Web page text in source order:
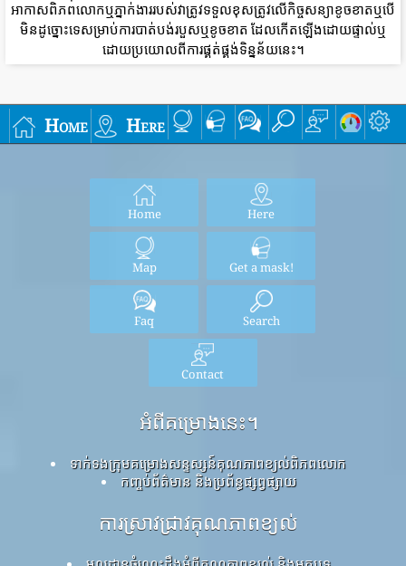
អាកាសពិភពលោកឬភ្នាក់ងាររបស់វាត្រូវទទួលខុសត្រូវលើកិច្ចសន្យាខូចខាតឬបើ
មិនដូច្នោះទេសម្រាប់ការបាត់បង់របួសឬខូចខាត ដែលកើតឡើងដោយផ្ទាល់ឬ
ដោយប្រយោលពីការផ្គត់ផ្គង់ទិន្នន័យនេះ។
Home Here
Home Here
Map Get a mask!
Faq Search
Contact
អំពីគម្រោងនេះ។
ទាក់ទងក្រុមគម្រោងសន្ទស្សន៍គុណភាពខ្យល់ពិភពលោក
កញ្ចប់ព័ត៌មាន និងប្រព័ន្ធផ្សព្វផ្សាយ
ការស្រាវជ្រាវគុណភាពខ្យល់